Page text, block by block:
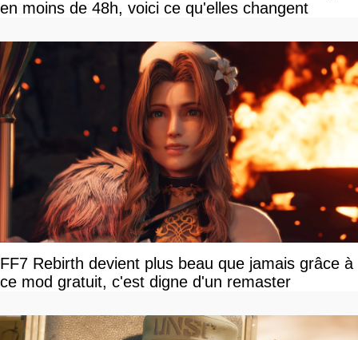
en moins de 48h, voici ce qu'elles changent
FF7 Rebirth devient plus beau que jamais grâce à
ce mod gratuit, c'est digne d'un remaster